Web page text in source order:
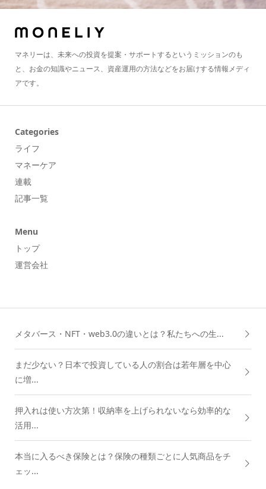
マネリーは、未来への投資を提案・サポートするというミッションのも
と、お金の知識やニュース、資産運用の方法などをお届けする情報メディ
アです。
Categories
ライフ
マネーケア
連載
記事一覧
Menu
トップ
運営会社
メタバース・NFT・web3.0の違いとは？私たちへの生...
まだ少ない？日本で投資している人の割合は若年層を中心
に増...
押入れは使い方次第！収納率を上げられないなら効率的な
活用...
本当に入るべき保険とは？保険の種類ごとに人気商品をチ
ェッ...